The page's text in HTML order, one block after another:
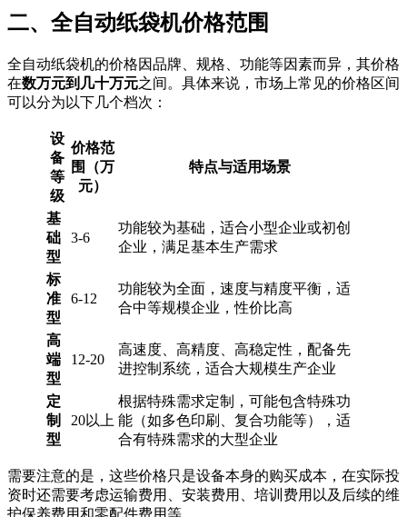
二、全自动纸袋机价格范围
全自动纸袋机的价格因品牌、规格、功能等因素而异，其价格
在数万元到几十万元之间。具体来说，市场上常见的价格区间
可以分为以下几个档次：
设
备
等
级
价格范
围（万
元）
特点与适用场景
基
础
型
3-6
功能较为基础，适合小型企业或初创
企业，满足基本生产需求
标
准
型
6-12
功能较为全面，速度与精度平衡，适
合中等规模企业，性价比高
高
端
型
12-20
高速度、高精度、高稳定性，配备先
进控制系统，适合大规模生产企业
定
制
型
20以上
根据特殊需求定制，可能包含特殊功
能（如多色印刷、复合功能等），适
合有特殊需求的大型企业
需要注意的是，这些价格只是设备本身的购买成本，在实际投
资时还需要考虑运输费用、安装费用、培训费用以及后续的维
护保养费用和零配件费用等。